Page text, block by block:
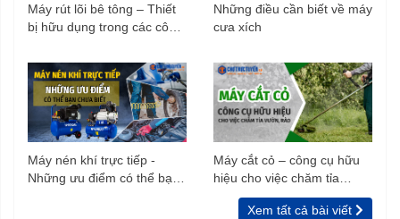
Máy rút lõi bê tông – Thiết
bị hữu dụng trong các công
Những điều cần biết về máy
cưa xích
Máy nén khí trực tiếp -
Những ưu điểm có thể bạn
Máy cắt cỏ – công cụ hữu
hiệu cho việc chăm tỉa
vườn, rào
Xem tất cả bài viết